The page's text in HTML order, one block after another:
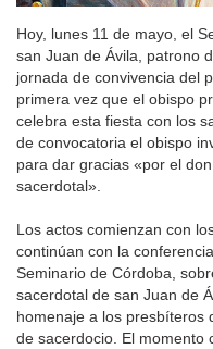
Hoy, lunes 11 de mayo, el
san Juan de Ávila, patrono
jornada de convivencia del
primera vez que el obispo
celebra esta fiesta con los
de convocatoria el obispo
para dar gracias «por el
sacerdotal».
Los actos comienzan con
continúan con la
Seminario de Córdoba,
sacerdotal de san Juan de
homenaje a los presbíteros
de sacerdocio. El momento